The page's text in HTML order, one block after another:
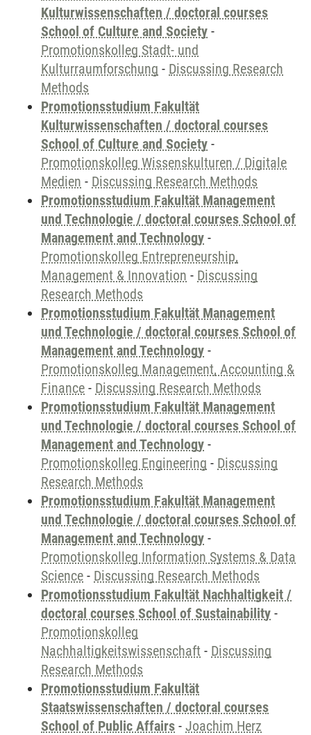
Kulturwissenschaften / doctoral courses
School of Culture and Society -
Promotionskolleg Stadt- und
Kulturraumforschung - Discussing Research
Methods
Promotionsstudium Fakultät
Kulturwissenschaften / doctoral courses
School of Culture and Society -
Promotionskolleg Wissenskulturen / Digitale
Medien - Discussing Research Methods
Promotionsstudium Fakultät Management
und Technologie / doctoral courses School of
Management and Technology -
Promotionskolleg Entrepreneurship,
Management & Innovation - Discussing
Research Methods
Promotionsstudium Fakultät Management
und Technologie / doctoral courses School of
Management and Technology -
Promotionskolleg Management, Accounting &
Finance - Discussing Research Methods
Promotionsstudium Fakultät Management
und Technologie / doctoral courses School of
Management and Technology -
Promotionskolleg Engineering - Discussing
Research Methods
Promotionsstudium Fakultät Management
und Technologie / doctoral courses School of
Management and Technology -
Promotionskolleg Information Systems & Data
Science - Discussing Research Methods
Promotionsstudium Fakultät Nachhaltigkeit /
doctoral courses School of Sustainability -
Promotionskolleg
Nachhaltigkeitswissenschaft - Discussing
Research Methods
Promotionsstudium Fakultät
Staatswissenschaften / doctoral courses
School of Public Affairs - Joachim Herz